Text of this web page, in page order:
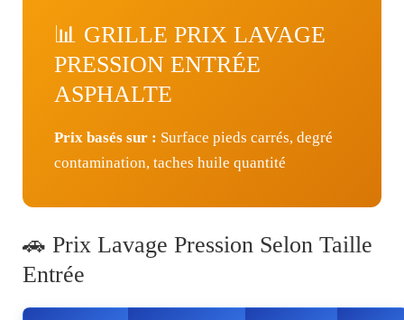
📊 GRILLE PRIX LAVAGE
PRESSION ENTRÉE
ASPHALTE
Prix basés sur : Surface pieds carrés, degré
contamination, taches huile quantité
🚗 Prix Lavage Pression Selon Taille
Entrée